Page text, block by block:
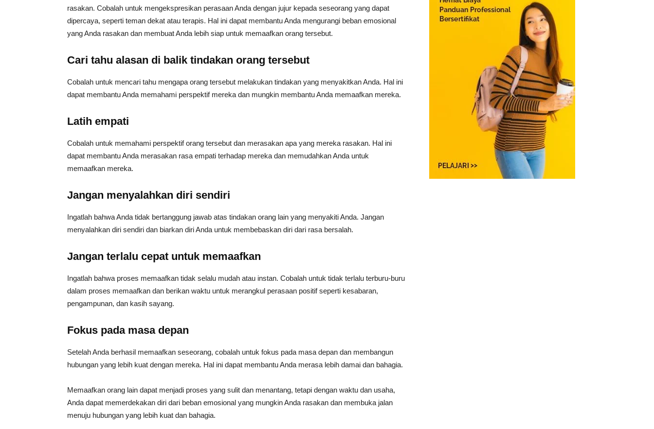
rasakan. Cobalah untuk mengekspresikan perasaan Anda dengan jujur kepada seseorang yang dapat
dipercaya, seperti teman dekat atau terapis. Hal ini dapat membantu Anda mengurangi beban emosional
yang Anda rasakan dan membuat Anda lebih siap untuk memaafkan orang tersebut.
Cari tahu alasan di balik tindakan orang tersebut
Cobalah untuk mencari tahu mengapa orang tersebut melakukan tindakan yang menyakitkan Anda. Hal ini
dapat membantu Anda memahami perspektif mereka dan mungkin membantu Anda memaafkan mereka.
Latih empati
Cobalah untuk memahami perspektif orang tersebut dan merasakan apa yang mereka rasakan. Hal ini
dapat membantu Anda merasakan rasa empati terhadap mereka dan memudahkan Anda untuk
memaafkan mereka.
Jangan menyalahkan diri sendiri
Ingatlah bahwa Anda tidak bertanggung jawab atas tindakan orang lain yang menyakiti Anda. Jangan
menyalahkan diri sendiri dan biarkan diri Anda untuk membebaskan diri dari rasa bersalah.
Jangan terlalu cepat untuk memaafkan
Ingatlah bahwa proses memaafkan tidak selalu mudah atau instan. Cobalah untuk tidak terlalu terburu-buru
dalam proses memaafkan dan berikan waktu untuk merangkul perasaan positif seperti kesabaran,
pengampunan, dan kasih sayang.
Fokus pada masa depan
Setelah Anda berhasil memaafkan seseorang, cobalah untuk fokus pada masa depan dan membangun
hubungan yang lebih kuat dengan mereka. Hal ini dapat membantu Anda merasa lebih damai dan bahagia.
Memaafkan orang lain dapat menjadi proses yang sulit dan menantang, tetapi dengan waktu dan usaha,
Anda dapat memerdekakan diri dari beban emosional yang mungkin Anda rasakan dan membuka jalan
menuju hubungan yang lebih kuat dan bahagia.